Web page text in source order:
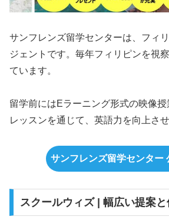
サンフレンズ留学センターは、フィ
ジェントです。毎年フィリピンを視
ています。
留学前にはEラーニング形式の映像
レッスンを通じて、英語力を向上さ
サンフレンズ留学センター
スクールウィズ | 幅広い提案